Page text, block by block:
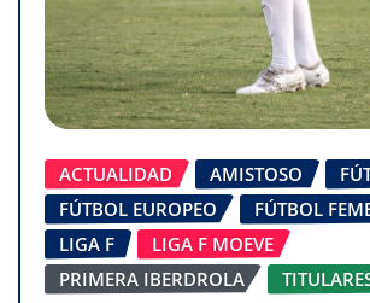
ACTUALIDAD AMISTOSO
FÚTBOL EUROPEO
FÚTBOL
LIGA F
LIGA F MOEVE
PRIMERA IBERDROLA